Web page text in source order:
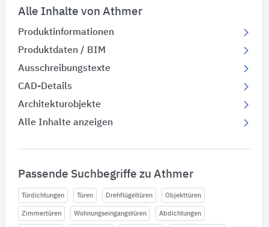
Alle Inhalte von Athmer
Produktinformationen
Produktdaten / BIM
Ausschreibungstexte
CAD-Details
Architekturobjekte
Alle Inhalte anzeigen
Passende Suchbegriffe zu Athmer
Türdichtungen Türen Drehflügeltüren Objekttüren
Zimmertüren Wohnungseingangstüren Abdichtungen